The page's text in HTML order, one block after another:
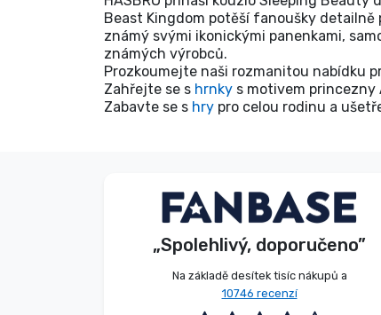
Beast Kingdom potěší fanoušky detailně
známý svými ikonickými panenkami,
známých výrobců.
Prozkoumejte naši rozmanitou nabídku
Zahřejte se s hrnky s motivem princezny
Zabavte se s hry pro celou rodinu a
„Spolehlivý, doporučeno”
Na základě desítek tisíc nákupů a
10746 recenzí
Dávid Sulyok
Kupující
2026. 08. 08.